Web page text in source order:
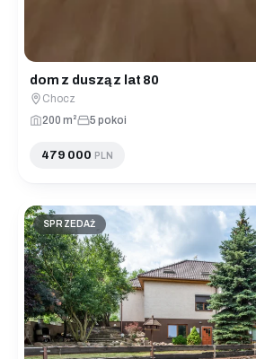
dom z duszą z lat 80
Chocz
200 m²
5 pokoi
479 000 PLN
SPRZEDAŻ